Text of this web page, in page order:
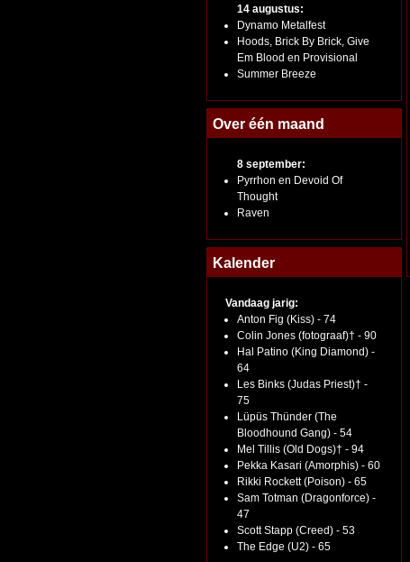
14 augustus:
Dynamo Metalfest
Hoods, Brick By Brick, Give
Em Blood en Provisional
Summer Breeze
Over één maand
8 september:
Pyrrhon en Devoid Of
Thought
Raven
Kalender
Vandaag jarig:
Anton Fig (Kiss) - 74
Colin Jones (fotograaf)† - 90
Hal Patino (King Diamond) -
64
Les Binks (Judas Priest)† -
75
Lüpüs Thünder (The
Bloodhound Gang) - 54
Mel Tillis (Old Dogs)† - 94
Pekka Kasari (Amorphis) - 60
Rikki Rockett (Poison) - 65
Sam Totman (Dragonforce) -
47
Scott Stapp (Creed) - 53
The Edge (U2) - 65